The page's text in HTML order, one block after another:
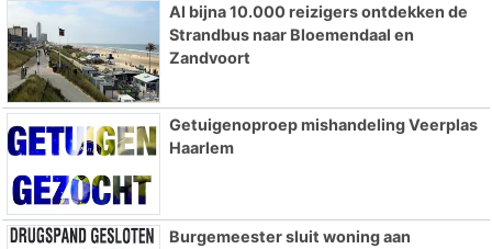
Al bijna 10.000 reizigers ontdekken de
Strandbus naar Bloemendaal en
Zandvoort
Getuigenoproep mishandeling Veerplas
Haarlem
Burgemeester sluit woning aan